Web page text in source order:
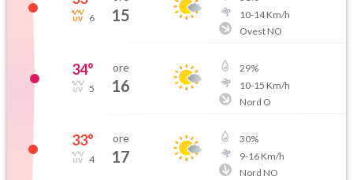
6 15
10-14Km/h
Ovest NO
34°
5
ore
16
29%
10-15 Km/h
Nord O
33°
4
ore
17
30%
9-16Km/h
Nord NO